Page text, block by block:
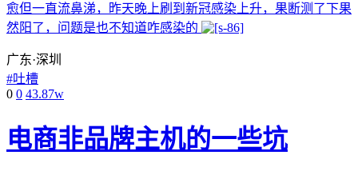
愈但一直流鼻涕，昨天晚上刷到新冠感染上升，果断测了下果
然阳了，问题是也不知道咋感染的
广东·深圳
#吐槽
0 0 43.87w
电商非品牌主机的一些坑